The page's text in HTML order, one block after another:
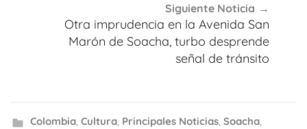
Siguiente Noticia
Otra imprudencia en la Avenida San
Marón de Soacha, turbo desprende
señal de tránsito
Colombia, Cultura, Principales Noticias, Soacha,